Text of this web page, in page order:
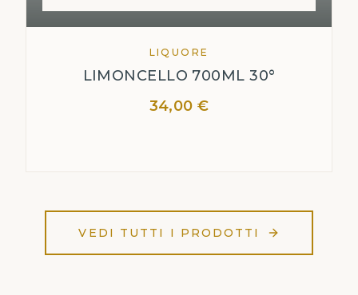
LIQUORE
LIMONCELLO 700ML 30°
34,00 €
VEDI TUTTI I PRODOTTI